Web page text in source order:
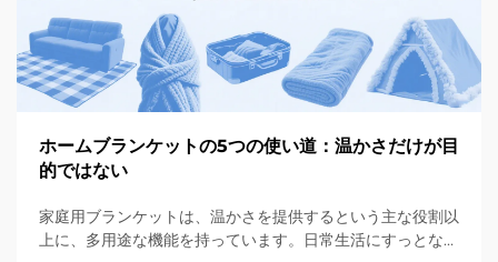
ホームブランケットの5つの使い道：温かさだけが目
的ではない
家庭用ブランケットは、温かさを提供するという主な役割以
上に、多用途な機能を持っています。日常生活にすっとなじ